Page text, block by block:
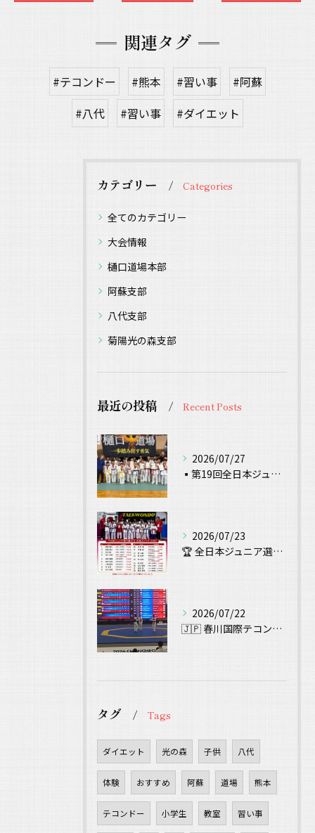
関連タグ
#テコンドー #熊本 #習い事
#阿蘇
#八代
#習い事 #ダイエット
カテゴリー Categories
全てのカテゴリー
大会情報
樋口道場本部
阿蘇支部
八代支部
菊陽光の森支部
最近の投稿 Recent Posts
2026/07/27
▪️第19回全日本ジュニアテコンドー選手権 試合結果▪️
2026/07/23
🏆 全日本ジュニア選手権大会 出場！ 🥋
2026/07/22
🇯🇵 春川国際テコンドー大会（Chuncheon Korea...
タグ Tags
ダイエット 光の森 子供 八代
体験 おすすめ 阿蘇 道場 熊本
テコンドー 小学生 教室 習い事